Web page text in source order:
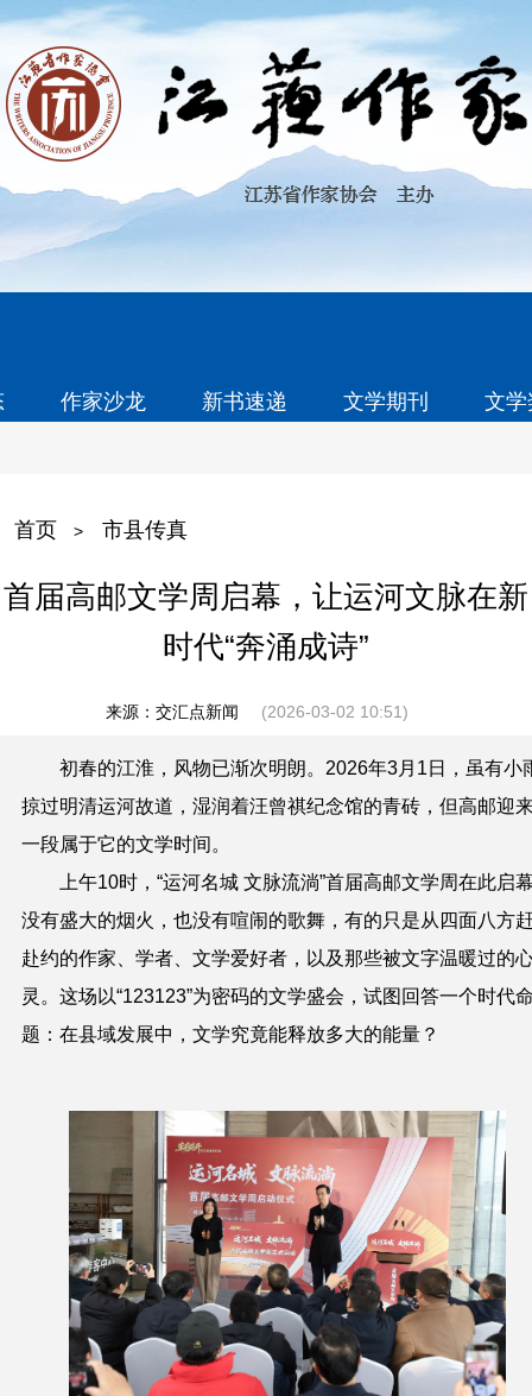
作家沙龙 新书速递 文学期刊 文
首页 > 市县传真
首届高邮文学周启幕，让运河文脉在新
时代“奔涌成诗”
来源：交汇点新闻 (2026-03-02 10:51)
初春的江淮，风物已渐次明朗。2026年3月1日，虽有小
掠过明清运河故道，湿润着汪曾祺纪念馆的青砖，但高邮迎
一段属于它的文学时间。
上午10时，“运河名城 文脉流淌”首届高邮文学周在此启
没有盛大的烟火，也没有喧闹的歌舞，有的只是从四面八方
赴约的作家、学者、文学爱好者，以及那些被文字温暖过的
灵。这场以“123123”为密码的文学盛会，试图回答一个时代
题：在县域发展中，文学究竟能释放多大的能量？